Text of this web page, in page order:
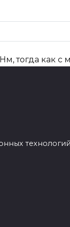
тогда как
из
дизайн и